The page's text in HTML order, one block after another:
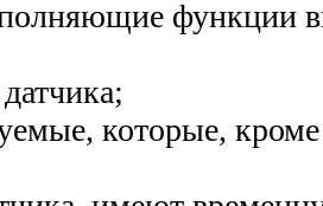
функции
которые,